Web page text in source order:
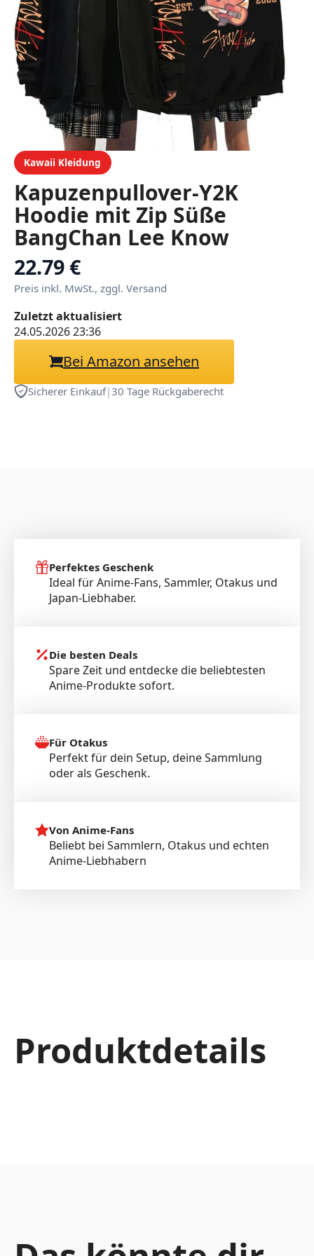
Kawaii Kleidung
Kapuzenpullover-Y2K
Hoodie mit Zip Süße
BangChan Lee Know
Changbin Hyunjin Han
Felix Seungmin I.N Motive
Unisex Harajuku
Streetwear
22.79 €
Preis inkl. MwSt., zggl. Versand
Zuletzt aktualisiert
24.05.2026 23:36
Bei Amazon ansehen
Sicherer Einkauf|30 Tage Rückgaberecht
Perfektes Geschenk
Ideal für Anime-Fans, Sammler, Otakus und
Japan-Liebhaber.
Die besten Deals
Spare Zeit und entdecke die beliebtesten
Anime-Produkte sofort.
Für Otakus
Perfekt für dein Setup, deine Sammlung
oder als Geschenk.
Von Anime-Fans
Beliebt bei Sammlern, Otakus und echten
Anime-Liebhabern
Produktdetails